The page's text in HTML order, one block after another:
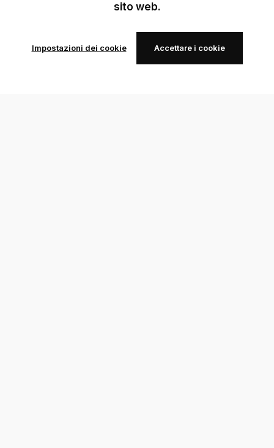
sito web.
Impostazioni dei cookie Accettare i cookie